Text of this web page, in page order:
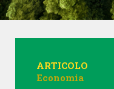
ARTICOLO
Economia